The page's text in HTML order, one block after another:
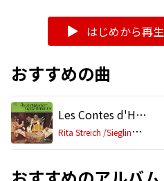
はじめから再生
おすすめの曲
Les Contes d'Hoffmann, Act 4 Scene 1: Intermezzo - Barcarolle, "Schöne Nacht, du Liebesnacht" (Nicklausse, Giulietta, Chorus)
R
ita Streich /Sieglinde Wagner /Chor der Deutschen Oper Berlin/Berliner Symphoniker/Wilhelm Schüchter